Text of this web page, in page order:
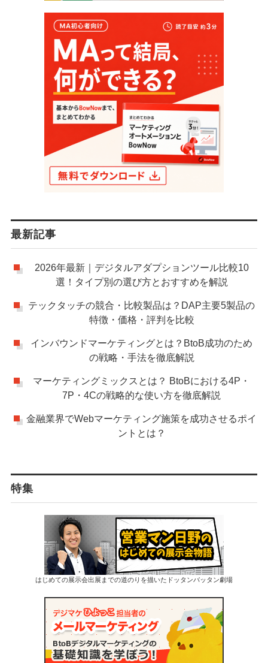
最新記事
2026年最新｜デジタルアダプションツール比較10
選！タイプ別の選び方とおすすめを解説
テックタッチの競合・比較製品は？DAP主要5製品の
特徴・価格・評判を比較
インバウンドマーケティングとは？BtoB成功のため
の戦略・手法を徹底解説
マーケティングミックスとは？ BtoBにおける4P・
7P・4Cの戦略的な使い方を徹底解説
金融業界でWebマーケティング施策を成功させるポイ
ントとは？
特集
はじめての展示会出展までの道のりを描いたドッタンバッタン劇場